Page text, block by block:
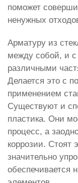
поможет
ненужных
Арматуру из
между собой, и
различными
Делается это с
применением
Существуют и
пластика. Они
процесс, а
коррозии. Стоят
значительно
обеспечивается